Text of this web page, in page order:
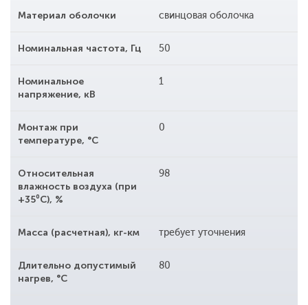
Материал оболочки свинцовая оболочка
Номинальная частота, Гц 50
Номинальное
напряжение, кВ
1
Монтаж при
температуре, °С
0
Относительная
влажность воздуха (при
+35⁰С), %
98
Масса (расчетная), кг-км требует уточнения
Длительно допустимый
нагрев, °С
80